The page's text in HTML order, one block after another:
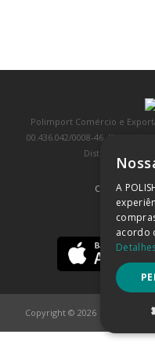
Polimport Comércio e
00.436.042/0008-46, IE
Distrito Industrial,
COMPRA
Copyright © 2026
A
acordo